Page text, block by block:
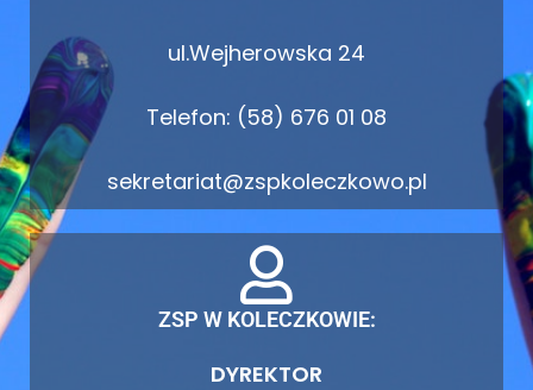
ul.Wejherowska 24
Telefon: (58) 676 01 08
sekretariat@zspkoleczkowo.pl
ZSP W KOLECZKOWIE:
DYREKTOR